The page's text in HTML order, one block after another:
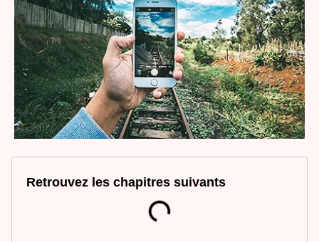
Retrouvez les chapitres suivants